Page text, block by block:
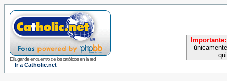
El lugar de encuentro de los católicos en la red
Ir a Catholic.net
Importante: